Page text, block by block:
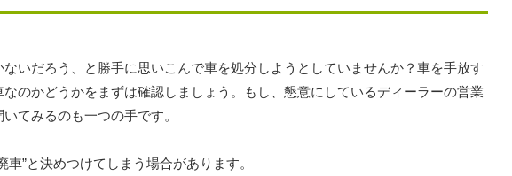
いだろう、と勝手に思いこんで車を処分しようとしていませんか？車を手放す
のかどうかをまずは確認しましょう。もし、懇意にしているディーラーの営業
てみるのも一つの手です。
車”と決めつけてしまう場合があります。